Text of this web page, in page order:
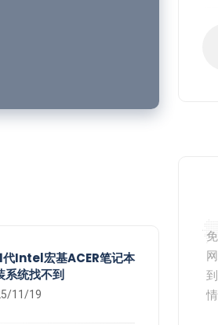
代Intel宏基ACER笔记本
系统找不到
11/19